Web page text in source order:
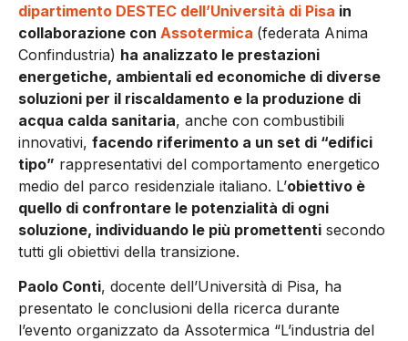
dipartimento DESTEC dell’Università di Pisa in
collaborazione con Assotermica (federata Anima
Confindustria) ha analizzato le prestazioni
energetiche, ambientali ed economiche di diverse
soluzioni per il riscaldamento e la produzione di
acqua calda sanitaria, anche con combustibili
innovativi, facendo riferimento a un set di “edifici
tipo” rappresentativi del comportamento energetico
medio del parco residenziale italiano. L’obiettivo è
quello di confrontare le potenzialità di ogni
soluzione, individuando le più promettenti secondo
tutti gli obiettivi della transizione.
Paolo Conti, docente dell’Università di Pisa, ha
presentato le conclusioni della ricerca durante
l’evento organizzato da Assotermica “L’industria del